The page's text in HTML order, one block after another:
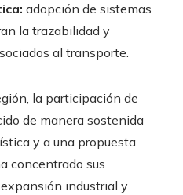
adopción de sistemas
la trazabilidad y
al transporte.
la participación de
de manera sostenida
y a una propuesta
concentrado sus
industrial y